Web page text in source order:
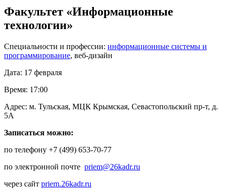
Факультет «Информационные
технологии»
Специальности и профессии: информационные системы и
программирование, веб-дизайн
Дата: 17 февраля
Время: 17:00
Адрес: м. Тульская, МЦК Крымская, Севастопольский пр-т, д.
5А
Записаться можно:
по телефону +7 (499) 653-70-77
по электронной почте priem@26kadr.ru
через сайт priem.26kadr.ru